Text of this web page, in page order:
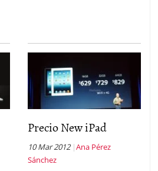
Precio New iPad
10 Mar 2012 Ana Pérez
Sánchez